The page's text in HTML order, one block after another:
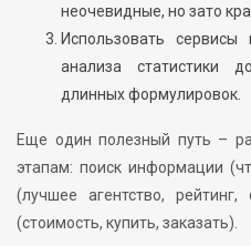
неочевидные, но зато
Использовать
анализа статистики
длинных формулировок.
Еще один полезный путь –
этапам: поиск информации
(лучшее агентство,
(стоимость, купить, заказать).